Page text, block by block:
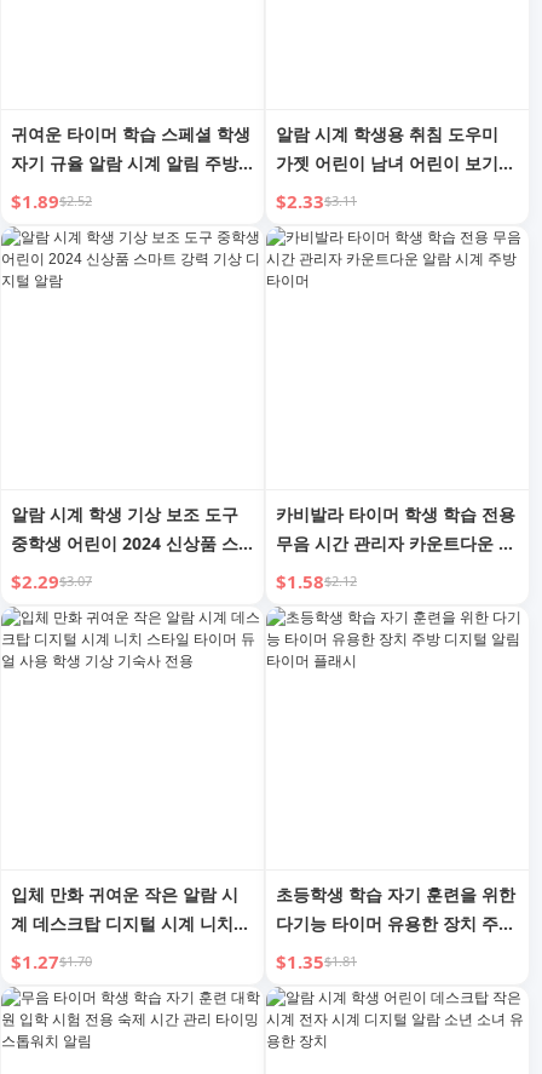
귀여운 타이머 학습 스페셜 학생
자기 규율 알람 시계 알림 주방
시간 관리 카운트다운 타이머
$1.89$2.52
알람 시계 학생용 취침 도우미
가젯 어린이 남녀 어린이 보기
좋은 데스크탑 디지털 스마트 디
지털 시계
$2.33$3.11
알람 시계 학생 기상 보조 도구
중학생 어린이 2024 신상품 스
마트 강력 기상 디지털 알람
$2.29$3.07
카비발라 타이머 학생 학습 전용
무음 시간 관리자 카운트다운 알
람 시계 주방 타이머
$1.58$2.12
입체 만화 귀여운 작은 알람 시
계 데스크탑 디지털 시계 니치
스타일 타이머 듀얼 사용 학생
기상 기숙사 전용
$1.27$1.70
초등학생 학습 자기 훈련을 위한
다기능 타이머 유용한 장치 주방
디지털 알림 타이머 플래시
$1.35$1.81